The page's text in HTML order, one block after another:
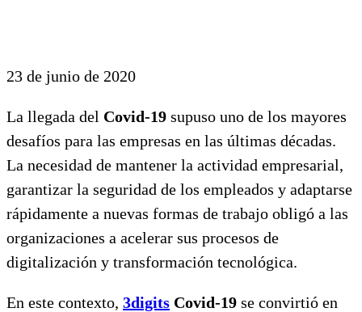
23 de junio de 2020
La llegada del Covid-19 supuso uno de los mayores
desafíos para las empresas en las últimas décadas.
La necesidad de mantener la actividad empresarial,
garantizar la seguridad de los empleados y adaptarse
rápidamente a nuevas formas de trabajo obligó a las
organizaciones a acelerar sus procesos de
digitalización y transformación tecnológica.
En este contexto, 3digits Covid-19 se convirtió en